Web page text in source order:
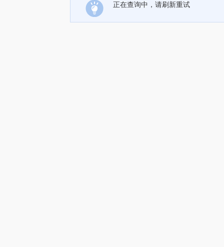
正在查询中，请刷新重试